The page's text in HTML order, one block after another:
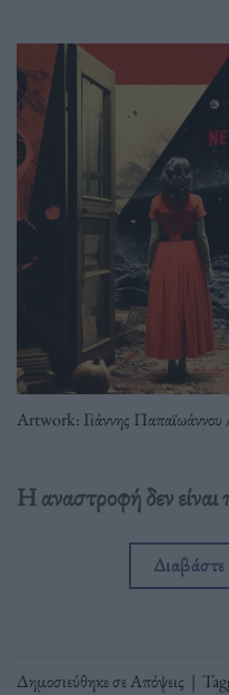
Artwork: Γιάννης
Η αναστροφή δεν
Διαβάστε
Δημοσιεύθηκε σεΑπόψεις |